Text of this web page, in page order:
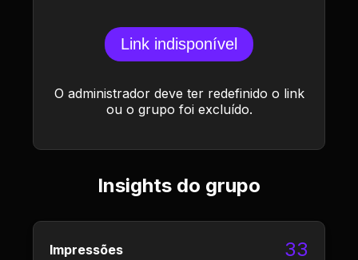
Link indisponível
O administrador deve ter redefinido o link
ou o grupo foi excluído.
Insights do grupo
Impressões 33